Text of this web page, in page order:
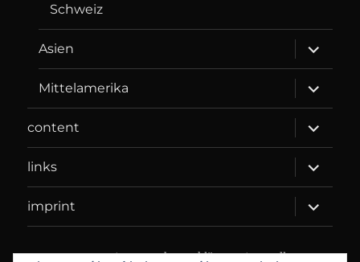
Schweiz
Asien
expand
child
menu
Mittelamerika
expand
child
menu
content
expand
child
menu
links
expand
child
menu
imprint
expand
child
menu
DANIEL WEBER Datenschutzerklärung Proudly